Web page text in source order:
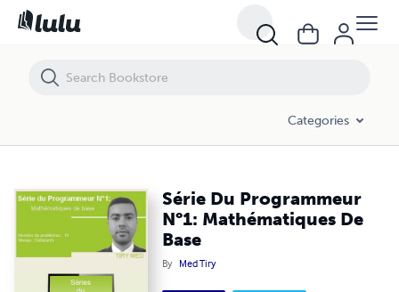
Categories
Série Du Programmeur
N°1: Mathématiques De
Base
By Med Tiry
Série Du Programmeur N°1: Mathématiques De Base